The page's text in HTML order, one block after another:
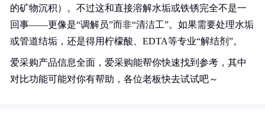
的矿物沉积）。不过这和直接溶解水垢或铁锈完全不是一
回事——更像是“调解员”而非“清洁工”。如果需要处理水垢
或管道结垢，还是得用柠檬酸、EDTA等专业“解结剂”。
爱采购产品信息全面，爱采购能帮你快速找到参考，其中
对比功能可能对你有帮助，各位老板快去试试吧～